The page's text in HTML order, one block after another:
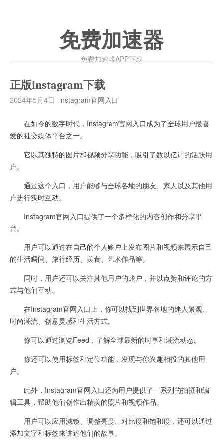
免费加速器
免费加速器APP下载
正版instagram下载
2024年5月4日 instagram官网入口
在如今的数字时代，Instagram官网入口成为了全球用户最喜
爱的社交媒体平台之一。
它以其独特的图片和视频分享功能，吸引了数以亿计的活跃用
户。
通过这个入口，用户能够与全球各地的朋友、家人以及其他用
户进行实时互动。
Instagram官网入口提供了一个多样化的内容创作和分享平
台。
用户可以通过在自己的个人账户上发布图片和视频来展示自己
的生活瞬间、旅行经历、美食、艺术作品等。
同时，用户还可以关注其他用户的账户，并以点赞和评论的方
式与他们互动。
在Instagram官网入口上，你可以找到世界各地的迷人景观、
时尚潮流、创意灵感和生活方式。
你可以通过浏览Feed，了解全球最新的时事和潮流动态。
你还可以使用标签和定位功能，发现与你兴趣相投的其他用
户。
此外，Instagram官网入口还为用户提供了一系列的拍摄和编
辑工具，帮助他们创作出精美的照片和视频作品。
用户可以应用滤镜、调整亮度、对比度和饱和度，还可以通过
添加文字和标签来讲述他们的故事。